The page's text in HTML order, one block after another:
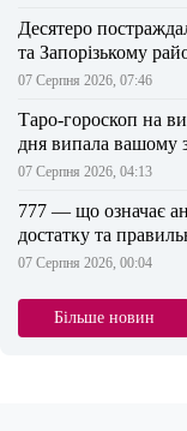
Десятеро
та Запорізькому
07 Серпня 2026, 07:46
Таро-гороскоп на
дня випала вашому
07 Серпня 2026, 04:13
777 — що означає
достатку та
07 Серпня 2026, 00:04
Більше новин